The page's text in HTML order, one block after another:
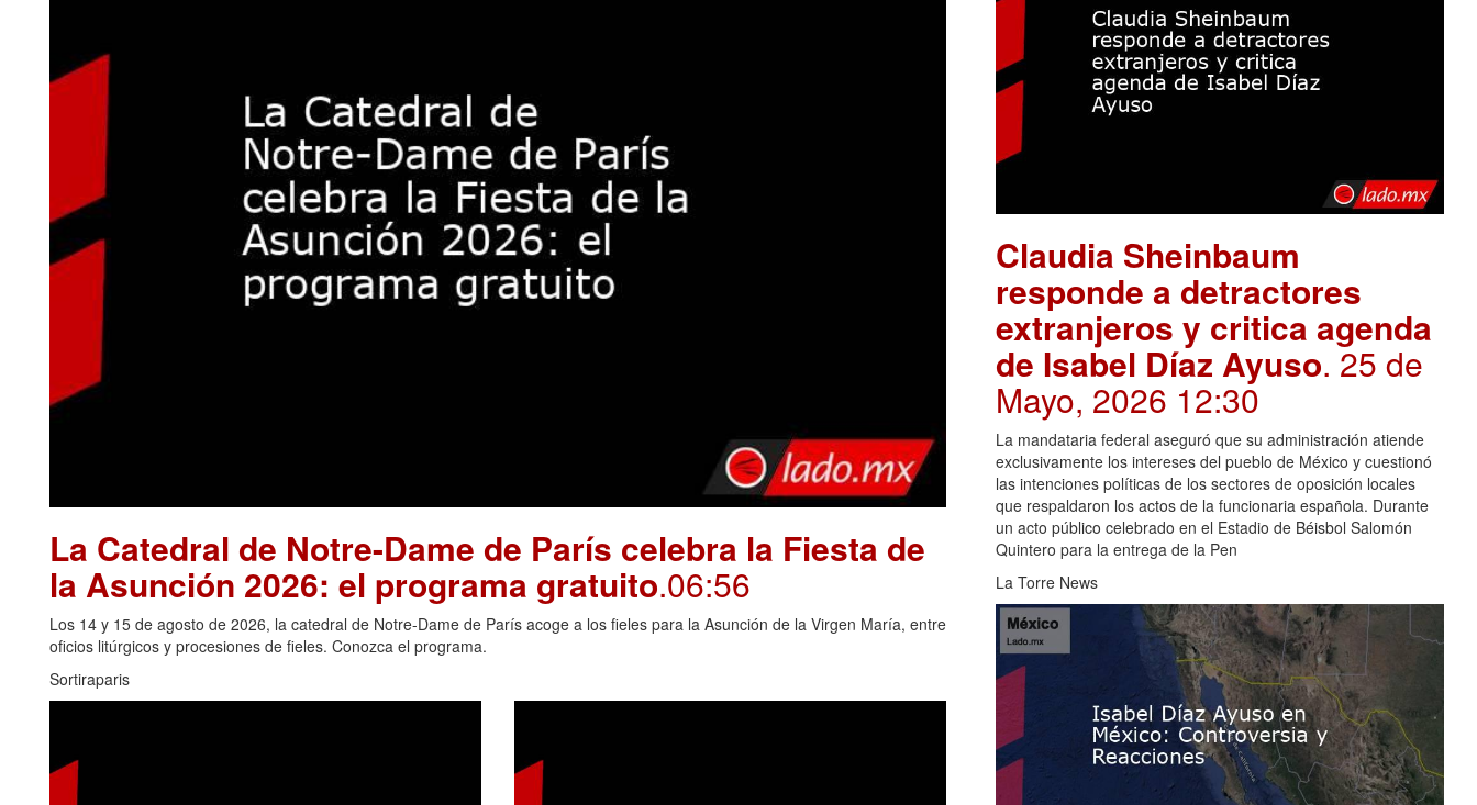
La Catedral de Notre-Dame de París celebra la Fiesta de
la Asunción 2026: el programa gratuito.06:56
Los 14 y 15 de agosto de 2026, la catedral de Notre-Dame de París acoge a los fieles para la Asunción de la Virgen María, entre
oficios litúrgicos y procesiones de fieles. Conozca el programa.
Sortiraparis
Claudia Sheinbaum
responde a detractores
extranjeros y critica agenda
de Isabel Díaz Ayuso. 25 de
Mayo, 2026 12:30
La mandataria federal aseguró que su administración atiende
exclusivamente los intereses del pueblo de México y cuestionó
las intenciones políticas de los sectores de oposición locales
que respaldaron los actos de la funcionaria española. Durante
un acto público celebrado en el Estadio de Béisbol Salomón
Quintero para la entrega de la Pen
La Torre News